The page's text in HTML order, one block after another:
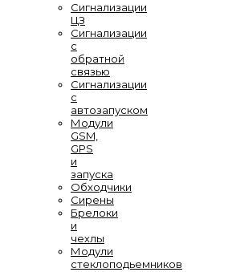
Сигнализации
ЦЗ
Сигнализации
с
обратной
связью
Сигнализации
с
автозапуском
Модули
GSM,
GPS
и
запуска
Обходчики
Сирены
Брелоки
и
чехлы
Модули
стеклоподьемников